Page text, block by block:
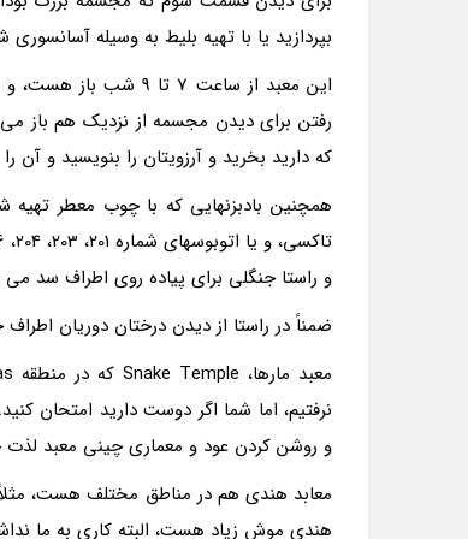
بپردازید یا با تهیه بلیط به وسیله
این معبد از ساعت 7
رفتن براى دیدن مجسمه از نزدیک هم باز
که دارید بخرید و آرزویتان را بنویسید و آن
و راستا جنگلى براى پیاده روى اطراف سد
ضمناً در راستا از دیدن درختان دوریان اطراف
و روشن کردن عود و معمارى چینى معبد لذت
معابد هندى هم در مناطق مختلف هست، مثلاً
هندى موش زیاد هست، البته کارى به ما